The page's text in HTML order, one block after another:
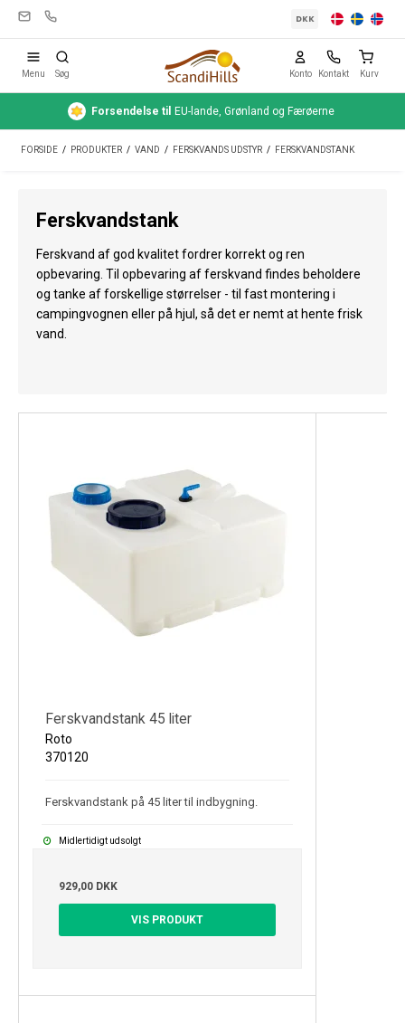
Campingudstyr
Telte
Rejseudstyr
Bil & trailer
Vejrstationer
DKK
Menu Søg Konto Kontakt Kurv
Forsendelse til EU-lande, Grønland og Færøerne
FORSIDE / PRODUKTER / VAND / FERSKVANDS UDSTYR / FERSKVANDSTANK
Ferskvandstank
Ferskvand af god kvalitet fordrer korrekt og ren
opbevaring. Til opbevaring af ferskvand findes beholdere
og tanke af forskellige størrelser - til fast montering i
campingvognen eller på hjul, så det er nemt at hente frisk
vand.
Ferskvandstank 45 liter
Roto
370120
Ferskvandstank på 45 liter til indbygning.
Midlertidigt udsolgt
929,00 DKK
VIS PRODUKT